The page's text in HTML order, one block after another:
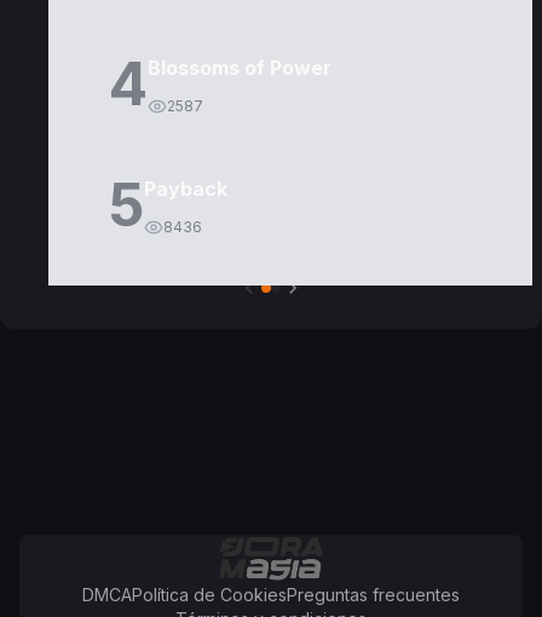
4Blossoms of Power
2587
5Payback
8436
DMCAPolítica de CookiesPreguntas frecuentes